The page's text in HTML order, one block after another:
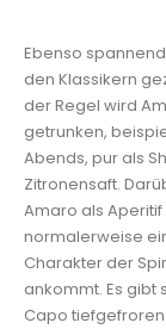
Ebenso
den Klassikern
der Regel wird
getrunken,
Abends, pur als
Zitronensaft.
Amaro als
normalerweise
Charakter der
ankommt. Es gibt
Capo